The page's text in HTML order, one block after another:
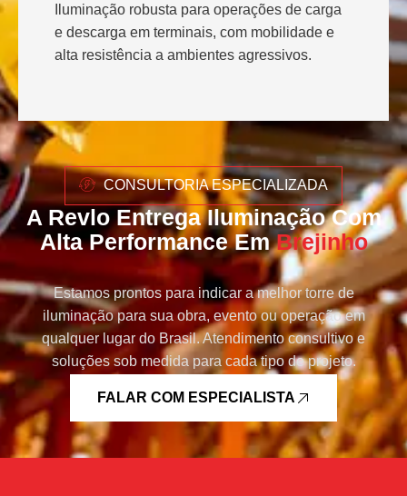
Iluminação robusta para operações de carga
e descarga em terminais, com mobilidade e
alta resistência a ambientes agressivos.
CONSULTORIA ESPECIALIZADA
A Revlo Entrega Iluminação Com
Alta Performance EmBrejinho
Estamos prontos para indicar a melhor torre de
iluminação para sua obra, evento ou operação em
qualquer lugar do Brasil. Atendimento consultivo e
soluções sob medida para cada tipo de projeto.
FALAR COM ESPECIALISTA